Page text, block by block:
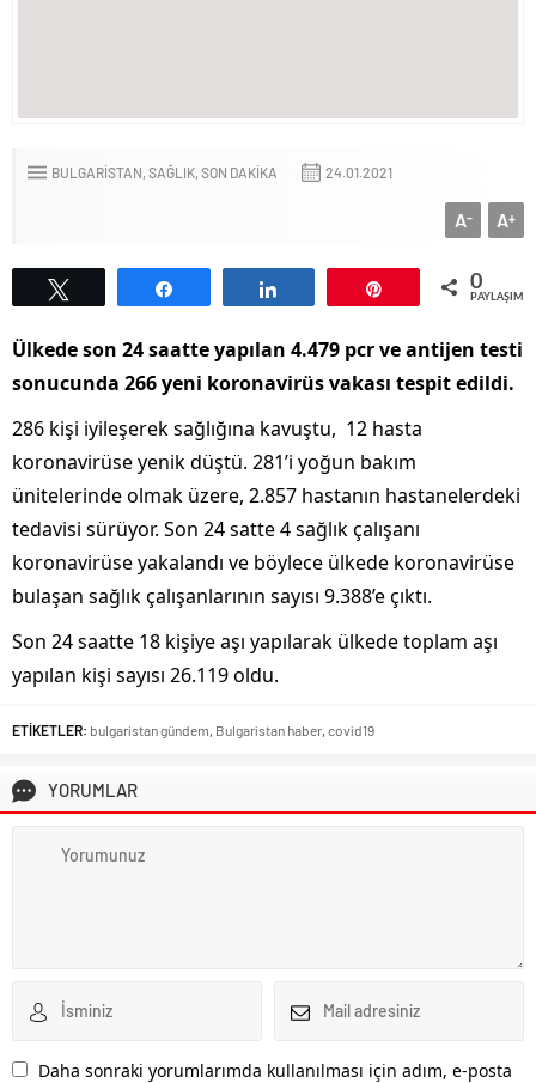
BULGARİSTAN SAĞLIK SON DAKİKA 24.01.2021
A+
A-
0
Ülkede son 24 saatte yapılan 4.479 pcr ve antijen testi
sonucunda 266 yeni koronavirüs vakası tespit edildi.
286 kişi iyileşerek sağlığına kavuştu, 12 hasta
koronavirüse yenik düştü. 281’i yoğun bakım
ünitelerinde olmak üzere, 2.857 hastanın hastanelerdeki
tedavisi sürüyor. Son 24 satte 4 sağlık çalışanı
koronavirüse yakalandı ve böylece ülkede koronavirüse
bulaşan sağlık çalışanlarının sayısı 9.388’e çıktı.
Son 24 saatte 18 kişiye aşı yapılarak ülkede toplam aşı
yapılan kişi sayısı 26.119 oldu.
ETİKETLER: bulgaristan gündem Bulgaristan haber covid19
YORUMLAR
Daha sonraki yorumlarımda kullanılması için adım, e-posta